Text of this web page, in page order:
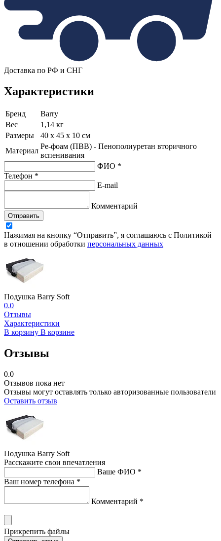
Доставка по РФ и СНГ
Характеристики
Бренд
Barry
Вес
1,14 кг
Размеры
40 х 45 х 10 см
Материал
Ре-фоам (ПВВ) - Пенополиуретан вторичного
вспенивания
ФИО *
Телефон *
E-mail
Комментарий
Отправить
Нажимая на кнопку “Отправить”, я соглашаюсь с Политикой
в отношении обработки персональных данных
Подушка Barry Soft
0.0
Отзывы
Характеристики
В корзину В корзине
Отзывы
0.0
Отзывов пока нет
Отзывы могут оставлять только авторизованные пользователи
Оставить отзыв
Подушка Barry Soft
Расскажите свои впечатления
Ваше ФИО *
Ваш номер телефона *
Комментарий *
Прикрепить файлы